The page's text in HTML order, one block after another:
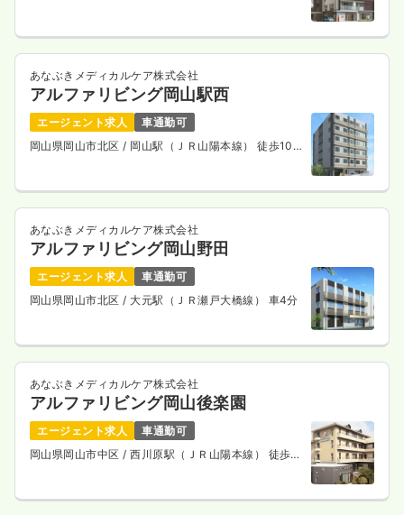
あなぶきメディカルケア株式会社
アルファリビング岡山駅西
エージェント求人
車通勤可
岡山県岡山市北区 / 岡山駅（ＪＲ山陽本線） 徒歩10
あなぶきメディカルケア株式会社
アルファリビング岡山野田
エージェント求人
車通勤可
岡山県岡山市北区 / 大元駅（ＪＲ瀬戸大橋線） 車4分
あなぶきメディカルケア株式会社
アルファリビング岡山後楽園
エージェント求人
車通勤可
岡山県岡山市中区 / 西川原駅（ＪＲ山陽本線） 徒歩11